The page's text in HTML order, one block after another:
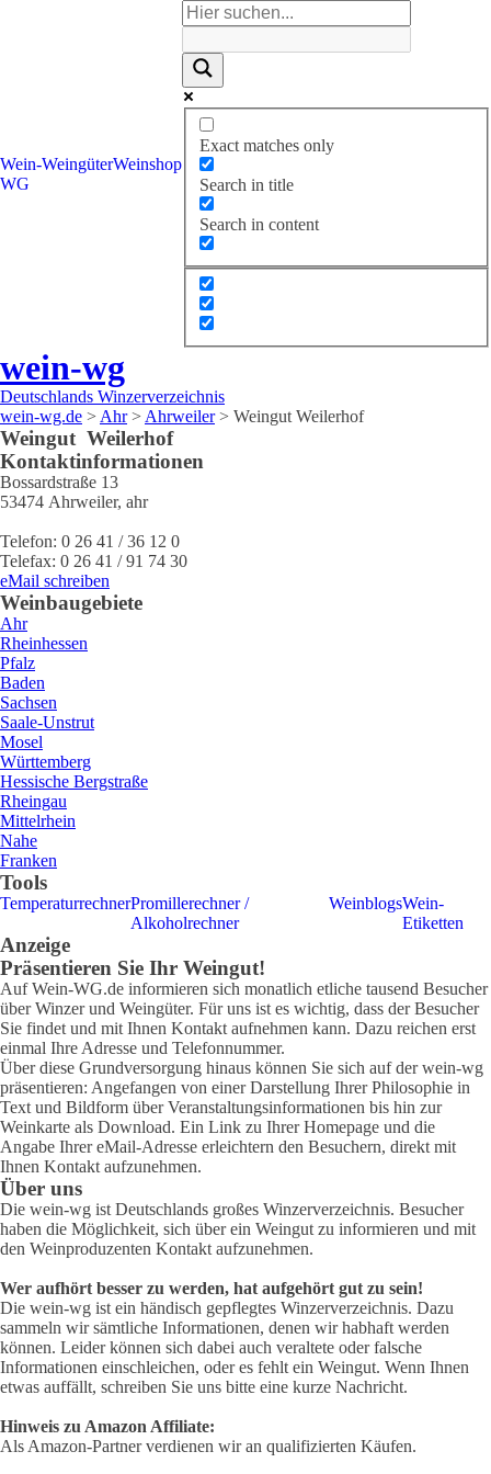
Wein-
WG
WeingüterWeinshop
Exact matches only
Search in title
Search in content
wein-wg
Deutschlands Winzerverzeichnis
wein-wg.de > Ahr> Ahrweiler> Weingut Weilerhof
Weingut Weilerhof
Kontaktinformationen
Bossardstraße 13
53474 Ahrweiler, ahr
Telefon: 0 26 41 / 36 12 0
Telefax: 0 26 41 / 91 74 30
eMail schreiben
Weinbaugebiete
Ahr
Rheinhessen
Pfalz
Baden
Sachsen
Saale-Unstrut
Mosel
Württemberg
Hessische Bergstraße
Rheingau
Mittelrhein
Nahe
Franken
Tools
TemperaturrechnerPromillerechner /
Alkoholrechner
WeinblogsWein-
Etiketten
Anzeige
Präsentieren Sie Ihr Weingut!
Auf Wein-WG.de informieren sich monatlich etliche tausend Besucher
über Winzer und Weingüter. Für uns ist es wichtig, dass der Besucher
Sie findet und mit Ihnen Kontakt aufnehmen kann. Dazu reichen erst
einmal Ihre Adresse und Telefonnummer.
Über diese Grundversorgung hinaus können Sie sich auf der wein-wg
präsentieren: Angefangen von einer Darstellung Ihrer Philosophie in
Text und Bildform über Veranstaltungsinformationen bis hin zur
Weinkarte als Download. Ein Link zu Ihrer Homepage und die
Angabe Ihrer eMail-Adresse erleichtern den Besuchern, direkt mit
Ihnen Kontakt aufzunehmen.
Über uns
Die wein-wg ist Deutschlands großes Winzerverzeichnis. Besucher
haben die Möglichkeit, sich über ein Weingut zu informieren und mit
den Weinproduzenten Kontakt aufzunehmen.
Wer aufhört besser zu werden, hat aufgehört gut zu sein!
Die wein-wg ist ein händisch gepflegtes Winzerverzeichnis. Dazu
sammeln wir sämtliche Informationen, denen wir habhaft werden
können. Leider können sich dabei auch veraltete oder falsche
Informationen einschleichen, oder es fehlt ein Weingut. Wenn Ihnen
etwas auffällt, schreiben Sie uns bitte eine kurze Nachricht.
Hinweis zu Amazon Affiliate:
Als Amazon-Partner verdienen wir an qualifizierten Käufen.